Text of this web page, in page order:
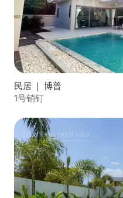
民居 ｜ 博普
1号销钉